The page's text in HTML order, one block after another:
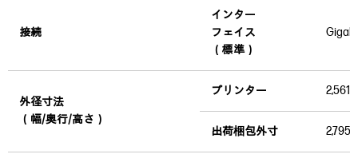
接続
インター
フェイス
（標準）
外径寸法
（幅/奥行/高さ）
プリンター 2,561
出荷梱包外寸 2,795